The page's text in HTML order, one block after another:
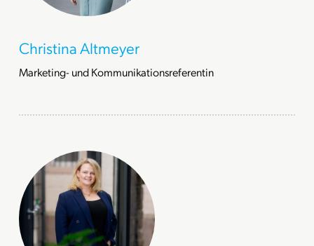
Christina Altmeyer
Marketing- und Kommunikationsreferentin